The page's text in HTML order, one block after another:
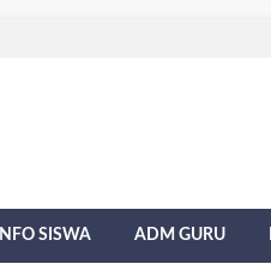
INFO SISWA ADM GURU